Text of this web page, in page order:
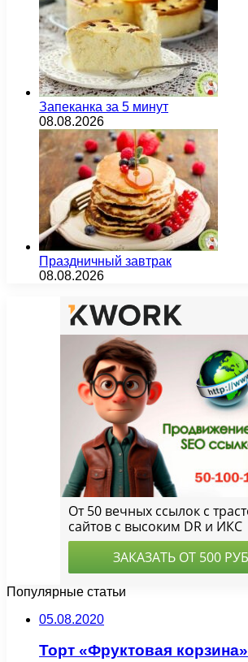
Запеканка за 5 минут
08.08.2026
Праздничный завтрак
08.08.2026
Популярные статьи
05.08.2020
Торт «Фруктовая корзина»